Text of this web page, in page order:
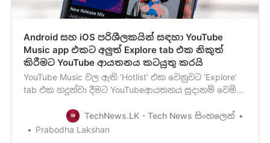
Android සහ iOS පරිශීලකයින් සඳහා YouTube
Music app එකට අලුත් Explore tab එක නිකුත්
කිරීමට YouTube ආයතනය කටයුතු කරයි
YouTube Music වල ඇති ‘Hotlist’ එක වෙනුවට ‘Explore’
tab එක හදුන්වා දීමට YouTubeආයතනය සූදානම් වෙමින්
කළා මතක ඇති. ඔන්න දැන් මේ feature එක iOS සහ
Android මත YouTube Music app එක භාවිතා කරනු
TechNews.LK - Tech News සිංහලෙන්
Prabodha Lakshan